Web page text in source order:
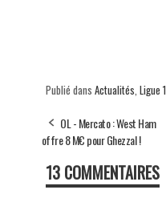
Publié dans Actualités Ligue 1
OL - Mercato : West Ham
offre 8 M€ pour Ghezzal !
13 COMMENTAIRES